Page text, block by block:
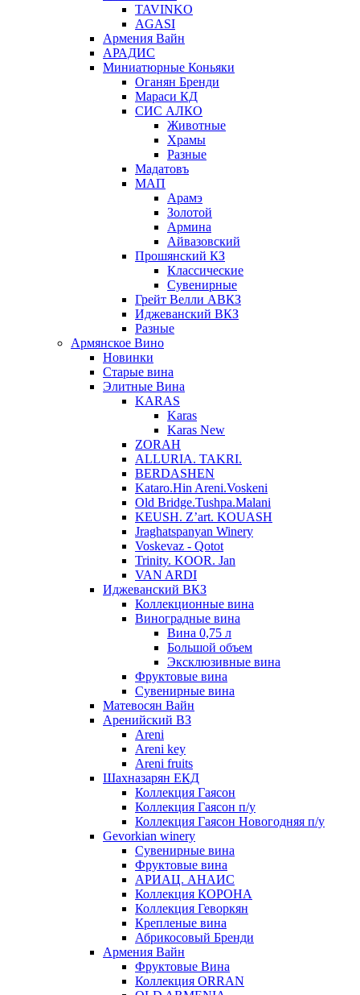
TAVINKO
AGASI
Армения Вайн
АРАДИС
Миниатюрные Коньяки
Оганян Бренди
Мараси КД
СИС АЛКО
Животные
Храмы
Разные
Мадатовъ
МАП
Арамэ
Золотой
Армина
Айвазовский
Прошянский КЗ
Классические
Сувенирные
Грейт Велли АВКЗ
Иджеванский ВКЗ
Разные
Армянское Вино
Новинки
Старые вина
Элитные Вина
KARAS
Karas
Karas New
ZORAH
ALLURIA. TAKRI.
BERDASHEN
Kataro.Hin Areni.Voskeni
Old Bridge.Tushpa.Malani
KEUSH. Z’art. KOUASH
Jraghatspanyan Winery
Voskevaz - Qotot
Trinity. KOOR. Jan
VAN ARDI
Иджеванский ВКЗ
Коллекционные вина
Виноградные вина
Вина 0,75 л
Большой объем
Эксклюзивные вина
Фруктовые вина
Cувенирные вина
Матевосян Вайн
Аренийский ВЗ
Areni
Areni key
Areni fruits
Шахназарян ЕКД
Коллекция Гаясон
Коллекция Гаясон п/у
Коллекция Гаясон Новогодняя п/у
Gevorkian winery
Сувенирные вина
Фруктовые вина
АРИАЦ. АНАИС
Коллекция КОРОНА
Коллекция Геворкян
Крепленые вина
Абрикосовый Бренди
Армения Вайн
Фруктовые Вина
Коллекция ORRAN